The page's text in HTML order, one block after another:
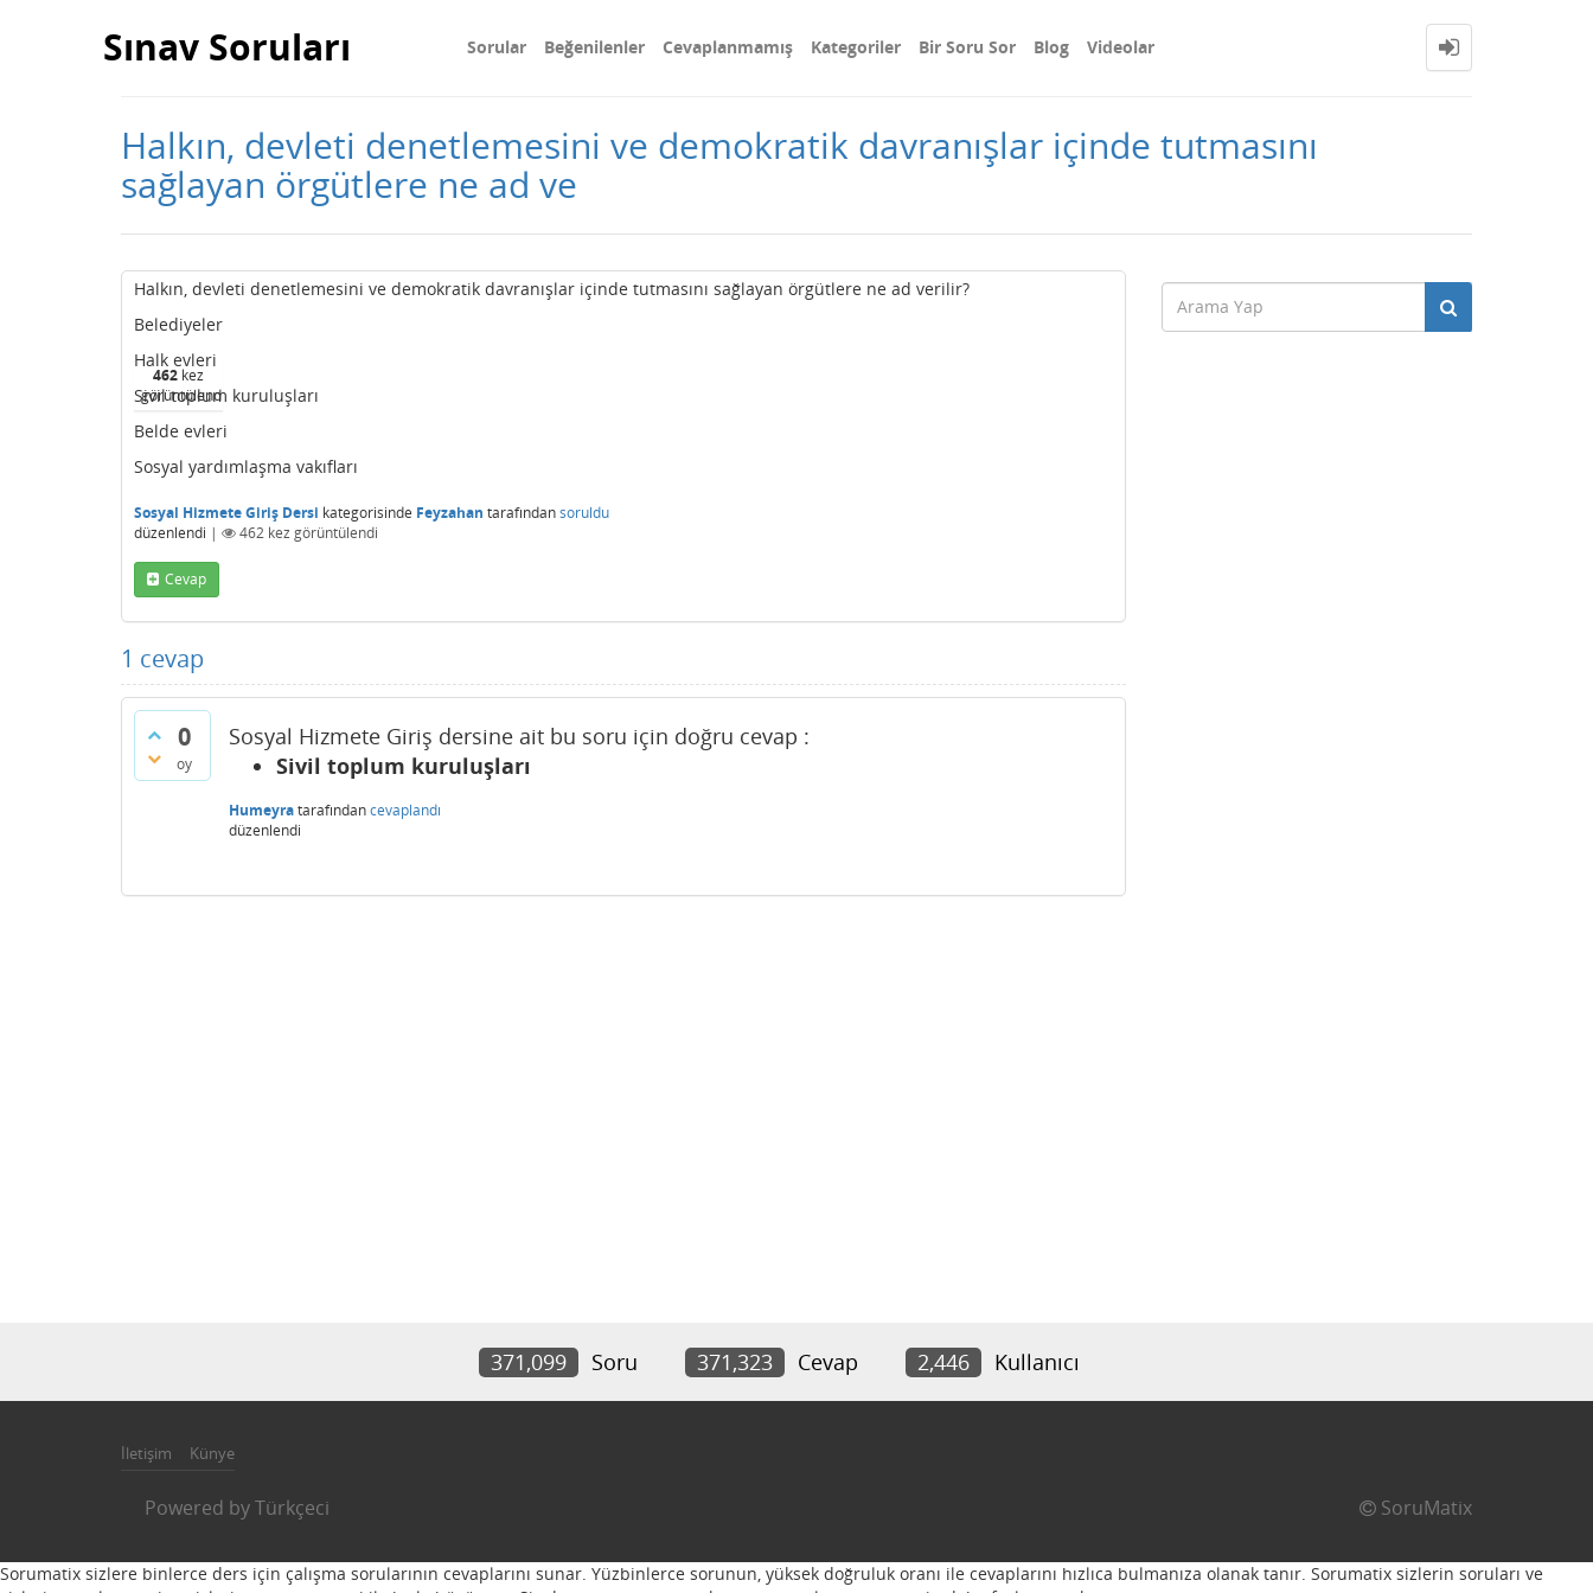
Sınav Soruları Sorular Beğenilenler Cevaplanmamış Kategoriler Bir Soru Sor Blog Videolar
Halkın, devleti denetlemesini ve demokratik davranışlar içinde tutmasını
sağlayan örgütlere ne ad ve
462 kez
görüntülendi
Halkın, devleti denetlemesini ve demokratik davranışlar içinde tutmasını sağlayan örgütlere ne ad verilir?
Belediyeler
Halk evleri
Sivil toplum kuruluşları
Belde evleri
Sosyal yardımlaşma vakıfları
Sosyal Hizmete Giriş Dersi kategorisinde Feyzahan tarafındansoruldu
düzenlendi | 462 kez görüntülendi
Cevap
1 cevap
0
oy
Sosyal Hizmete Giriş dersine ait bu soru için doğru cevap :
Sivil toplum kuruluşları
Humeyratarafındancevaplandı
düzenlendi
371,099 Soru 371,323 Cevap 2,446 Kullanıcı
İletişim Künye
Powered byTürkçeci SoruMatix
Sorumatix sizlere binlerce ders için çalışma sorularının cevaplarını sunar. Yüzbinlerce sorunun, yüksek doğruluk oranı ile cevaplarını hızlıca bulmanıza olanak tanır. Sorumatix sizlerin soruları ve